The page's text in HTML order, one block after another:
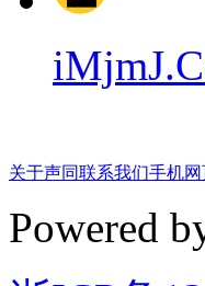
关于声同联系我们手机网
Powered